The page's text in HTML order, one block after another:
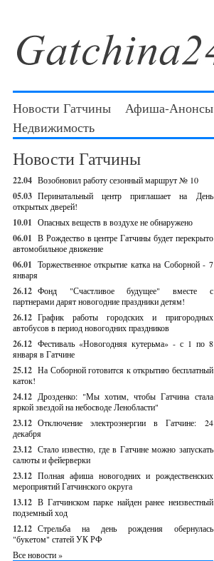
Новости Гатчины Афиша-Анонсы
Недвижимость
Новости Гатчины
22.04 Возобновил работу сезонный маршрут № 10
05.03 Перинатальный центр приглашает на День
открытых дверей!
10.01 Опасных веществ в воздухе не обнаружено
06.01 В Рождество в центре Гатчины будет перекрыто
автомобильное движение
06.01 Торжественное открытие катка на Соборной - 7
января
26.12 Фонд "Счастливое будущее" вместе с
партнерами дарят новогодние праздники детям!
26.12 График работы городских и пригородных
автобусов в период новогодних праздников
26.12 Фестиваль «Новогодняя кутерьма» - с 1 по 8
января в Гатчине
25.12 На Соборной готовится к открытию бесплатный
каток!
24.12 Дрозденко: "Мы хотим, чтобы Гатчина стала
яркой звездой на небосводе Ленобласти"
23.12 Отключение электроэнергии в Гатчине: 24
декабря
23.12 Стало известно, где в Гатчине можно запускать
салюты и фейерверки
23.12 Полная афиша новогодних и рождественских
мероприятий Гатчинского округа
13.12 В Гатчинском парке найден ранее неизвестный
подземный ход
12.12 Стрельба на день рождения обернулась
"букетом" статей УК РФ
Все новости »